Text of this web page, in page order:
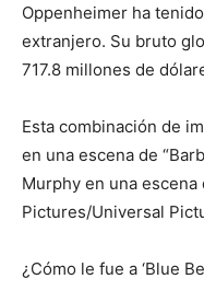
Oppenheimer ha
extranjero. Su bruto
717.8 millones de
Esta combinación de
en una escena de
Murphy en una escena
Pictures/Universal
¿Cómo le fue a ‘Blue